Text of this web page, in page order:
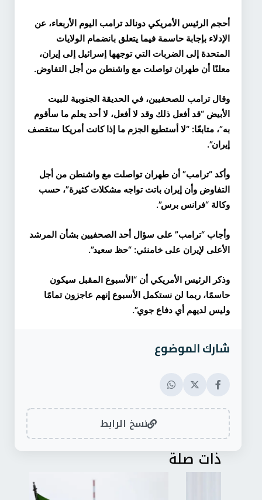
أحجم الرئيس الأمريكي دونالد ترامب اليوم الأربعاء، عن
الإدلاء بإجابة حاسمة فيما يتعلق بانضمام الولايات
المتحدة إلى الضربات التي توجهها إسرائيل إلى إيران،
معلنًا أن طهران تواصلت مع واشنطن من أجل التفاوض.
وقال ترامب للصحفيين، في الحديقة الجنوبية للبيت
الأبيض “قد أفعل ذلك وقد لا أفعل، لا أحد يعلم ما سأقوم
به”، متابعًا: “لا أستطيع الجزم ما إذا كانت أمريكا ستقصف
إيران”.
وأكد “ترامب” أن طهران تواصلت مع واشنطن من أجل
التفاوض وأن إيران باتت تواجه مشكلات كثيرة”، حسب
وكالة “فرانس برس”.
وأجاب “ترامب” على سؤال أحد الصحفيين بشأن المرشد
الأعلى لإيران على خامنئي: “حظ سعيد”.
وذكر الرئيس الأمريكي أن “الأسبوع المقبل سيكون
حاسمًا، ربما لن نستكمل الأسبوع إنهم عاجزون تمامًا
وليس لديهم أي دفاع جوي”.
شارك الموضوع
نسخ الرابط
ذات صلة